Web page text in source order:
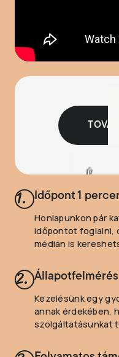
1.
Időpont 1
Honlapunkon pár
időpontot foglalni,
médián is
2. Állapotfelmérés
Kezelésünk egy
annak érdekében,
szolgáltatásunkat